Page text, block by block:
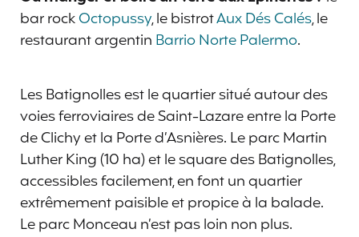
bar rockOctopussy, le bistrotAux Dés Calés, le
restaurant argentin Barrio Norte Palermo.
Les Batignolles est le quartier situé autour des
voies ferroviaires de Saint-Lazare entre la Porte
de Clichy et la Porte d’Asnières. Le parc Martin
Luther King (10 ha) et le square des Batignolles,
accessibles facilement, en font un quartier
extrêmement paisible et propice à la balade.
Le parc Monceau n’est pas loin non plus.